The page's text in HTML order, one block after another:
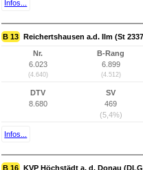
Infos...
B 13 Reichertshausen a.d. Ilm (St
Nr.
6.023
(4.640)
B-Rang
6.899
(4.512)
DTV
8.680
SV
469
(5,4%)
Infos...
B 16 KVP Höchstädt a. d. Donau